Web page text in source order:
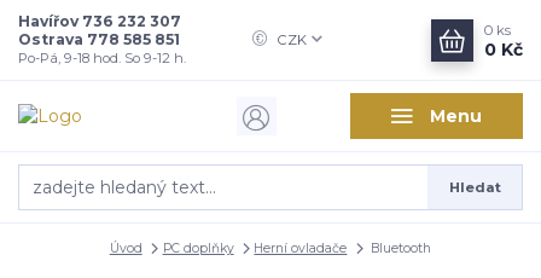
Menu
CZK
Hledat
Havířov 736 232 307
Ostrava 778 585 851
Po-Pá, 9-18 hod. So 9-12 h.
0 ks
0 Kč
Úvod PC doplňky Herní ovladače Bluetooth